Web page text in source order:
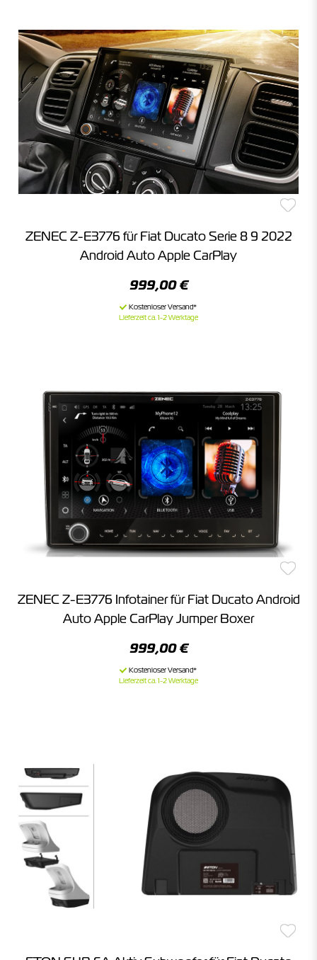
ZENEC Z-E3776 für Fiat Ducato Serie 8 9 2022
Android Auto Apple CarPlay
999,00 €
Lieferzeit ca. 1-2 Werktage
ZENEC Z-E3776 Infotainer für Fiat Ducato Android
Auto Apple CarPlay Jumper Boxer
999,00 €
Lieferzeit ca. 1-2 Werktage